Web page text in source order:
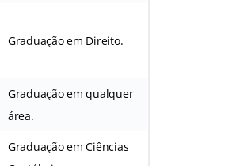
Graduação em Direito.
Graduação em qualquer
área.
Graduação em Ciências